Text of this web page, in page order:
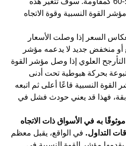
القوة النسبية وقوة الاتجاه
السعر إذا وصلت الأسعار
منخفض جديد لا يدعمه مؤشر
العلوي إذا وصل مؤشر القوة
بحركة هبوطية تحت أدنى
النسبية قاعًا أعلى ثم اتبعه
فهذا قد يعني حودث فشل في
به في الأسواق ذات الاتجاه
التداول. في الواقع، يقبل معظم